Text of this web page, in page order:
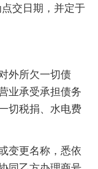
交日期，并定于
外所欠一切债
业承受承担债务
切税捐、水电费
变更名称，悉依